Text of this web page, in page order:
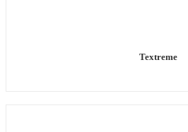
Textreme